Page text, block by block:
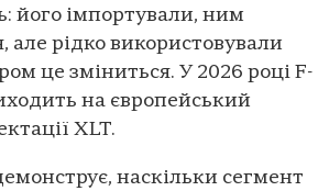
його імпортували, ним
але рідко використовували
це зміниться. У 2026 році F-
на європейський
XLT.
наскільки сегмент